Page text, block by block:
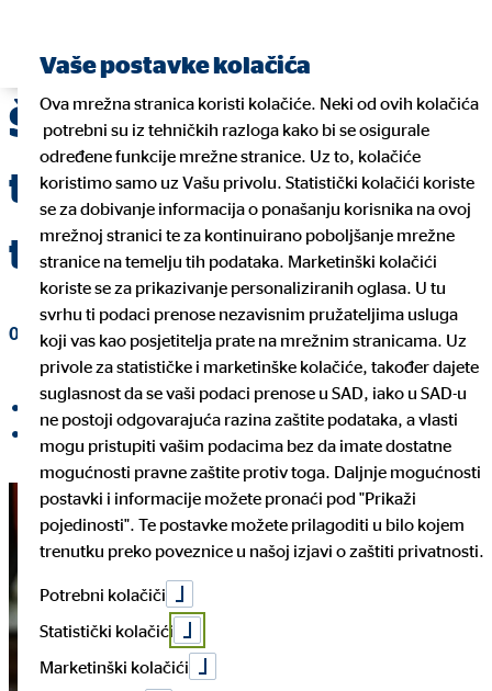
Što su fiksni mjesečni
troškovi i koliko bi
trebali iznositi?
04. siječnja 2022|OVB Allfinanz Croatia d.o.o.
Podijeli na Facebooku
Podijeli na LinkedInu
Vaše postavke kolačića
Ova mrežna stranica koristi kolačiće. Neki od ovih kolačića
potrebni su iz tehničkih razloga kako bi se osigurale
određene funkcije mrežne stranice. Uz to, kolačiće
koristimo samo uz Vašu privolu. Statistički kolačići koriste
se za dobivanje informacija o ponašanju korisnika na ovoj
mrežnoj stranici te za kontinuirano poboljšanje mrežne
stranice na temelju tih podataka. Marketinški kolačići
koriste se za prikazivanje personaliziranih oglasa. U tu
svrhu ti podaci prenose nezavisnim pružateljima usluga
koji vas kao posjetitelja prate na mrežnim stranicama. Uz
privole za statističke i marketinške kolačiće, također dajete
suglasnost da se vaši podaci prenose u SAD, iako u SAD-u
ne postoji odgovarajuća razina zaštite podataka, a vlasti
mogu pristupiti vašim podacima bez da imate dostatne
mogućnosti pravne zaštite protiv toga. Daljnje mogućnosti
postavki i informacije možete pronaći pod "Prikaži
pojedinosti". Te postavke možete prilagoditi u bilo kojem
trenutku preko poveznice u našoj izjavi o zaštiti privatnosti.
Potrebni kolačiči
Statistički kolačići
Marketinški kolačići